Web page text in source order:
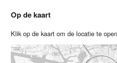
Op de kaart
Klik op de kaart om de locatie te